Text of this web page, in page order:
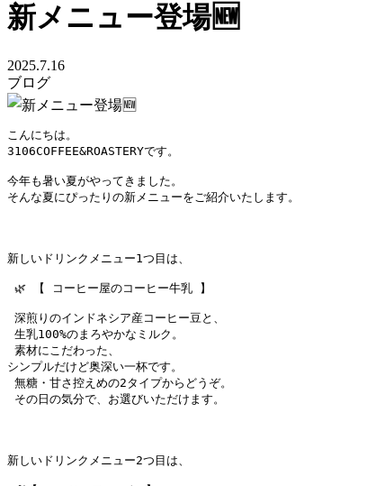
新メニュー登場🆕
2025.7.16
ブログ
こんにちは。
3106COFFEE&ROASTERYです。
今年も暑い夏がやってきました。
そんな夏にぴったりの新メニューをご紹介いたします。
新しいドリンクメニュー1つ目は、
🌿 【 コーヒー屋のコーヒー牛乳 】
深煎りのインドネシア産コーヒー豆と、
生乳100%のまろやかなミルク。
素材にこだわった、
シンプルだけど奥深い一杯です。
無糖・甘さ控えめの2タイプからどうぞ。
その日の気分で、お選びいただけます。
新しいドリンクメニュー2つ目は、